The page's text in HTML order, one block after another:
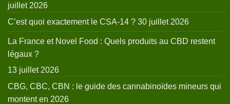
juillet 2026
C’est quoi exactement le CSA-14 ? 30 juillet 2026
La France et Novel Food : Quels produits au CBD restent
légaux ?
13 juillet 2026
CBG, CBC, CBN : le guide des cannabinoïdes mineurs qui
montent en 2026